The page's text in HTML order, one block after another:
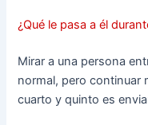
¿Qué le pasa a él
Mirar a una persona
normal, pero continuar
cuarto y quinto es